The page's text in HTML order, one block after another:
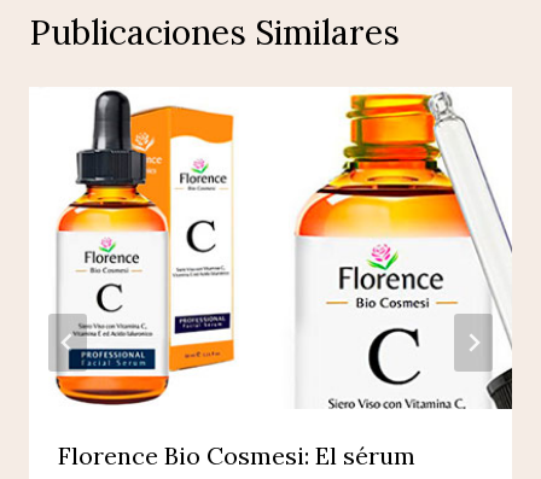
Publicaciones Similares
Florence Bio Cosmesi: El sérum